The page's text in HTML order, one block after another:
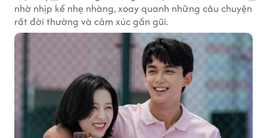
nhờ nhịp kể nhẹ nhàng, xoay quanh những câu chuyện
rất đời thường và cảm xúc gần gũi.